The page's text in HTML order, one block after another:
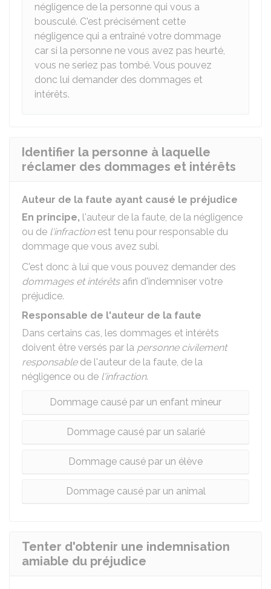
négligence de la personne qui vous a
bousculé. C'est précisément cette
négligence qui a entraîné votre dommage
car si la personne ne vous avez pas heurté,
vous ne seriez pas tombé. Vous pouvez
donc lui demander des dommages et
intérêts.
Identifier la personne à laquelle
réclamer des dommages et intérêts
Auteur de la faute ayant causé le préjudice
En principe, l'auteur de la faute, de la négligence
ou de l'infractionest tenu pour responsable du
dommage que vous avez subi.
C'est donc à lui que vous pouvez demander des
dommages et intérêtsafin d'indemniser votre
préjudice.
Responsable de l'auteur de la faute
Dans certains cas, les dommages et intérêts
doivent être versés par la personne civilement
responsablede l'auteur de la faute, de la
négligence ou de l'infraction.
Dommage causé par un enfant mineur
Dommage causé par un salarié
Dommage causé par un élève
Dommage causé par un animal
Tenter d'obtenir une indemnisation
amiable du préjudice